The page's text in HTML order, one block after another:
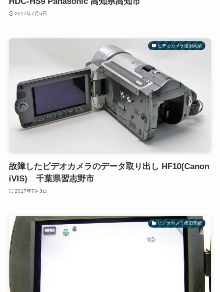
2017年7月5日
ビデオカメラ復旧実績
故障したビデオカメラのデータ取り出し HF10(Canon
iVIS) 千葉県習志野市
2017年7月3日
ビデオカメラ復旧実績